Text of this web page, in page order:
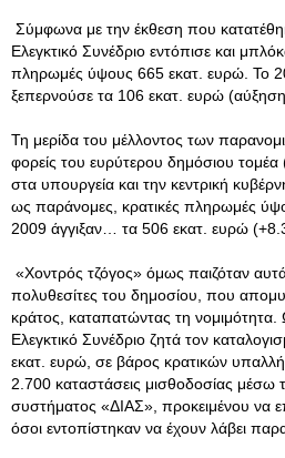
Σύμφωνα με την έκθεση που
Ελεγκτικό Συνέδριο εντόπισε και
πληρωμές ύψους 665 εκατ. ευρώ. Το
ξεπερνούσε τα 106 εκατ. ευρώ
Τη μερίδα του μέλλοντος των
φορείς του ευρύτερου δημόσιου
στα υπουργεία και την κεντρική
ως παράνομες, κρατικές πληρωμές
2009 άγγιξαν… τα 506 εκατ. ευρώ
«Χοντρός τζόγος» όμως παιζόταν
πολυθεσίτες του δημοσίου, που
κράτος, καταπατώντας τη
Ελεγκτικό Συνέδριο ζητά τον
εκατ. ευρώ, σε βάρος κρατικών
2.700 καταστάσεις μισθοδοσίας μέσω
συστήματος «ΔΙΑΣ», προκειμένου να
όσοι εντοπίστηκαν να έχουν λάβει